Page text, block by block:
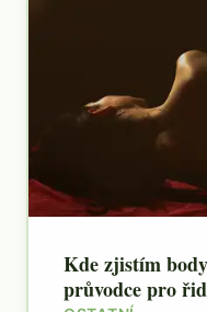
Kde zjistím
průvodce pro